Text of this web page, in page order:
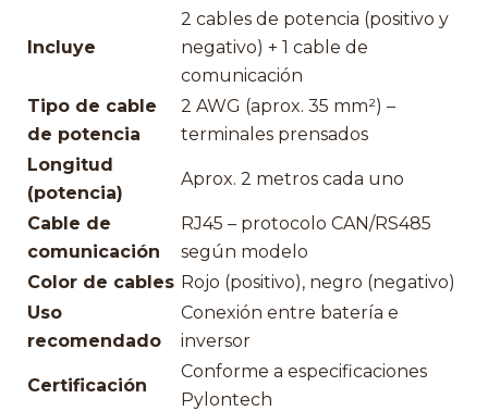
Incluye
2 cables de potencia (positivo y
negativo) + 1 cable de
comunicación
Tipo de cable
de potencia
2 AWG (aprox. 35 mm²) –
terminales prensados
Longitud
(potencia)
Aprox. 2 metros cada uno
Cable de
comunicación
RJ45 – protocolo CAN/RS485
según modelo
Color de cables Rojo (positivo), negro (negativo)
Uso
recomendado
Conexión entre batería e
inversor
Certificación
Conforme a especificaciones
Pylontech